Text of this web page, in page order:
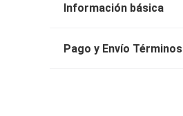
Información básica
Pago y Envío Términos